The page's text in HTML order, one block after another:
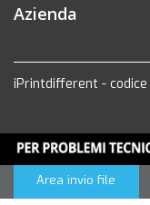
Azienda
iPrintdifferent - codice
Area invio file